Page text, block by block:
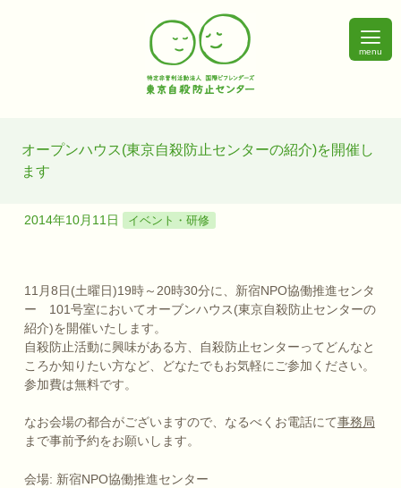
menu
オープンハウス(東京自殺防止センターの紹介)を開催し
ます
2014年10月11日 イベント・研修
11月8日(土曜日)19時～20時30分に、新宿NPO協働推進センタ
ー 101号室においてオーブンハウス(東京自殺防止センターの
紹介)を開催いたします。
自殺防止活動に興味がある方、自殺防止センターってどんなと
ころか知りたい方など、どなたでもお気軽にご参加ください。
参加費は無料です。
なお会場の都合がございますので、なるべくお電話にて事務局
まで事前予約をお願いします。
会場: 新宿NPO協働推進センター